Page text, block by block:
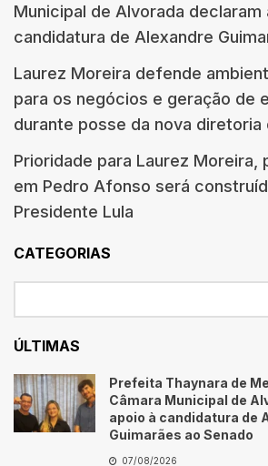
Municipal de Alvorada declaram
candidatura de Alexandre
Laurez Moreira defende
para os negócios e geração de
durante posse da nova diretoria
Prioridade para Laurez Moreira,
em Pedro Afonso será
Presidente Lula
CATEGORIAS
ÚLTIMAS
Prefeita Thaynara de
Câmara Municipal de
apoio à candidatura de
Guimarães ao Senado
07/08/2026